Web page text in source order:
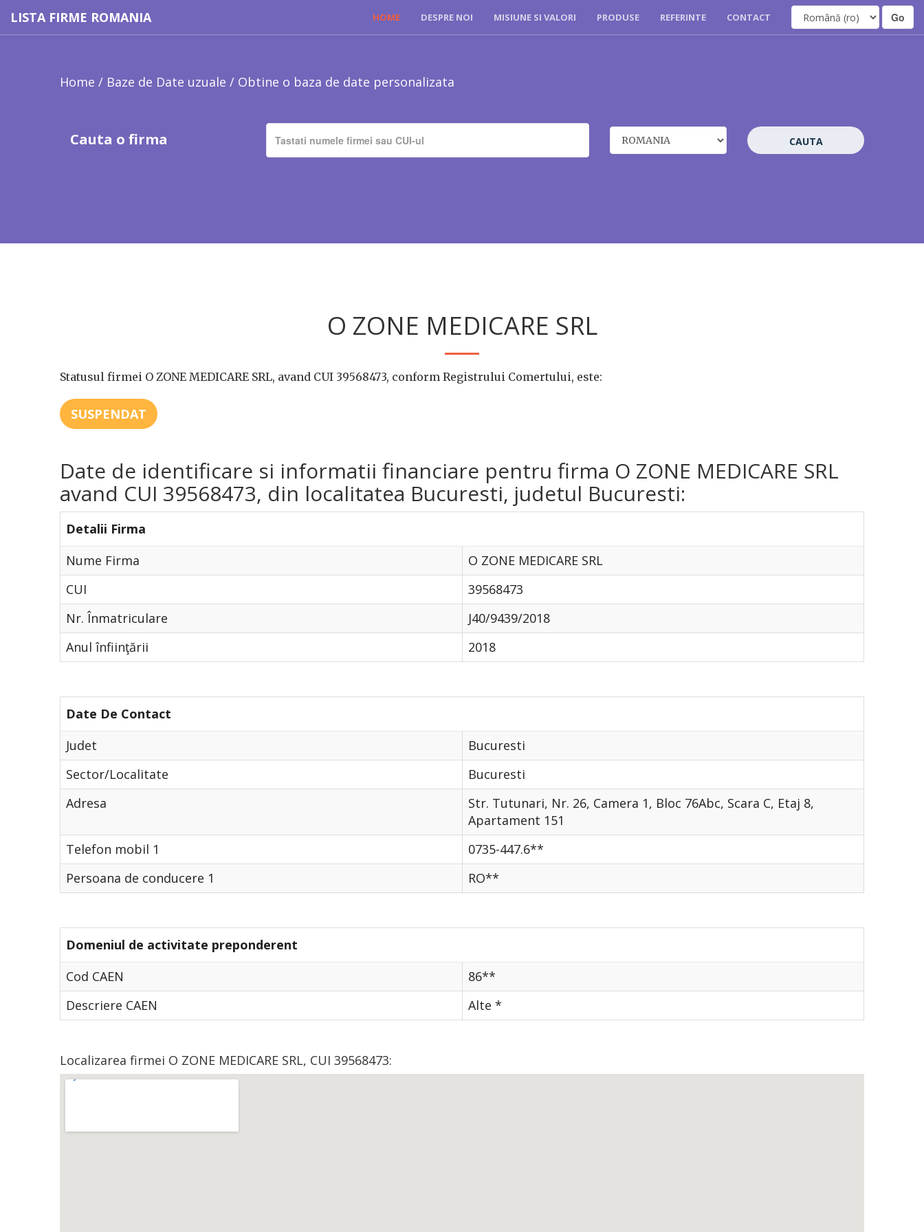
LISTA FIRME ROMANIA HOME DESPRE NOI MISIUNE SI VALORI PRODUSE REFERINTE CONTACT
Home / Baze de Date uzuale / Obtine o baza de date personalizata
Cauta o firma CAUTA
O ZONE MEDICARE SRL
Statusul firmei O ZONE MEDICARE SRL, avand CUI 39568473, conform Registrului Comertului, este:
SUSPENDAT
Date de identificare si informatii financiare pentru firma O ZONE MEDICARE SRL
avand CUI 39568473, din localitatea Bucuresti, judetul Bucuresti:
Detalii Firma
Nume Firma
O ZONE MEDICARE SRL
CUI
39568473
Nr. Înmatriculare
J40/9439/2018
Anul înfiinţării
2018
Date De Contact
Judet
Bucuresti
Sector/Localitate
Bucuresti
Adresa
Str. Tutunari, Nr. 26, Camera 1, Bloc 76Abc, Scara C, Etaj 8,
Apartament 151
Telefon mobil 1
0735-447.6**
Persoana de conducere 1
RO**
Domeniul de activitate preponderent
Cod CAEN
86**
Descriere CAEN
Alte *
Localizarea firmei O ZONE MEDICARE SRL, CUI 39568473: